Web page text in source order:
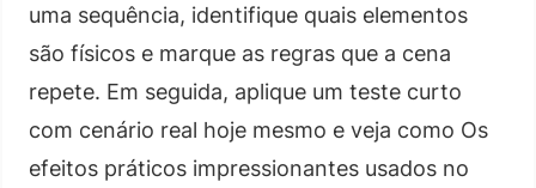
uma sequência, identifique quais elementos
são físicos e marque as regras que a cena
repete. Em seguida, aplique um teste curto
com cenário real hoje mesmo e veja como Os
efeitos práticos impressionantes usados no